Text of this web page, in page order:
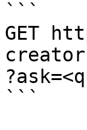
```
GET
```